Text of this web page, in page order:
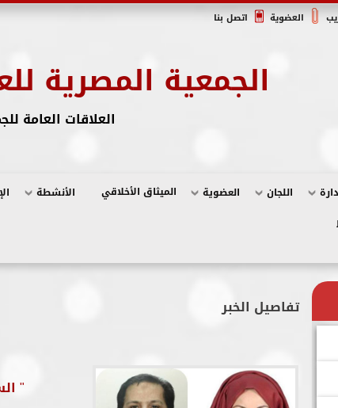
العضوية اتصل بنا
الجمعية المصرية
العلاقات العامة
اللجان العضوية الميثاق الأخلاقي الأنشطة
تفاصيل الخبر
"